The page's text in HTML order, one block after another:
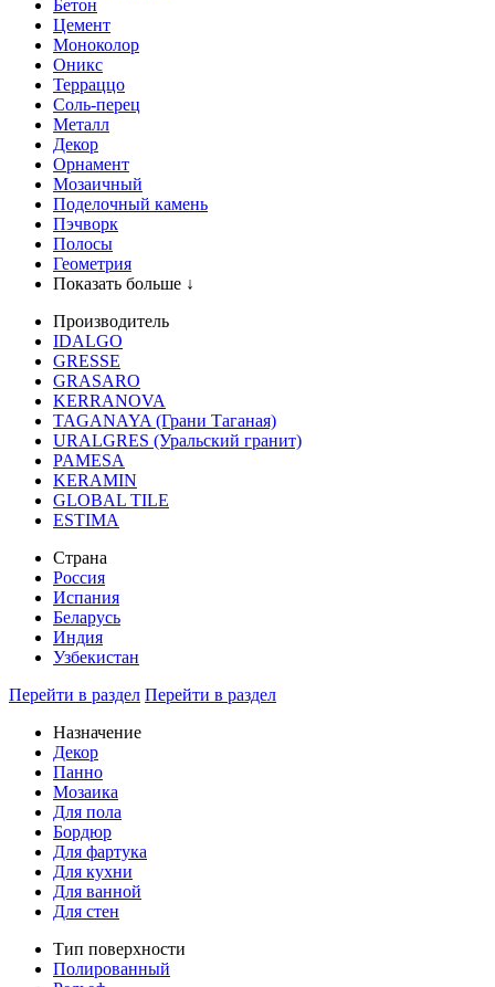
Бетон
Цемент
Моноколор
Оникс
Терраццо
Соль-перец
Металл
Декор
Орнамент
Мозаичный
Поделочный камень
Пэчворк
Полосы
Геометрия
Показать больше ↓
Производитель
IDALGO
GRESSE
GRASARO
KERRANOVA
TAGANAYA (Грани Таганая)
URALGRES (Уральский гранит)
PAMESA
KERAMIN
GLOBAL TILE
ESTIMA
Страна
Россия
Испания
Беларусь
Индия
Узбекистан
Перейти в раздел Перейти в раздел
Назначение
Декор
Панно
Мозаика
Для пола
Бордюр
Для фартука
Для кухни
Для ванной
Для стен
Тип поверхности
Полированный